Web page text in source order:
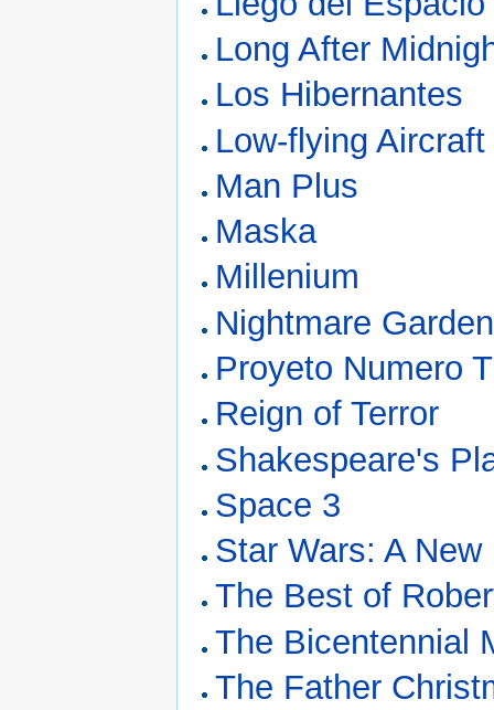
Long After
Los Hibernantes
Low-flying
Man Plus
Maska
Millenium
Nightmare Garden
Proyeto Numero
Reign of Terror
Shakespeare's
Space 3
Star Wars: A New
The Best of
The Bicentennial
The Father